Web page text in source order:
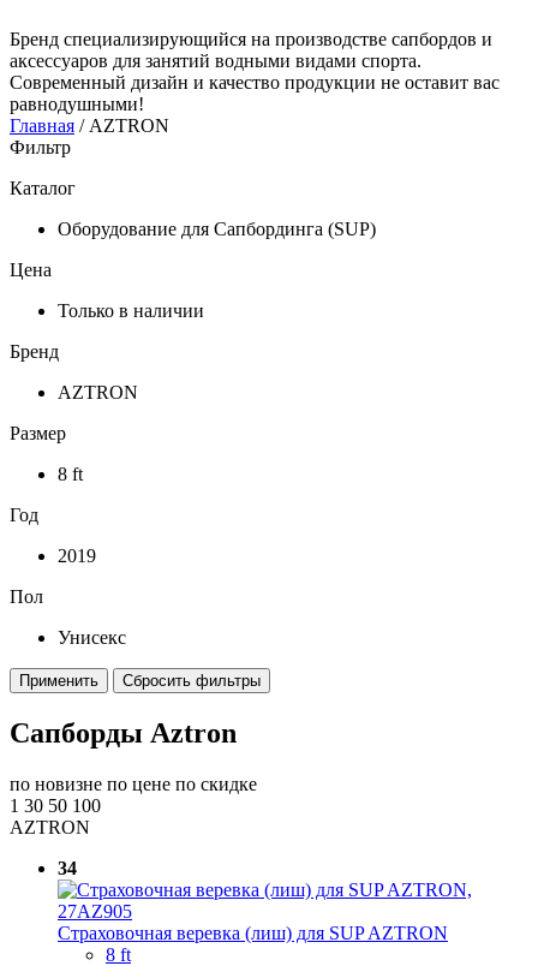
Бренд специализирующийся на производстве сапбордов и
аксессуаров для занятий водными видами спорта.
Современный дизайн и качество продукции не оставит вас
равнодушными!
Главная / AZTRON
Фильтр
Каталог
Оборудование для Сапбординга (SUP)
Цена
Только в наличии
Бренд
AZTRON
Размер
8 ft
Год
2019
Пол
Унисекс
Применить Сбросить фильтры
Сапборды Aztron
по новизне по цене по скидке
1 30 50 100
AZTRON
34
Страховочная веревка (лиш) для SUP AZTRON
8 ft